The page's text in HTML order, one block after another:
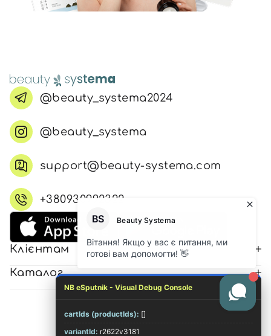
@beauty_systema2024
@beauty_systema
support@beauty-systema.com
+380930992322
Клієнтам
Каталог
© 2026 Всі права захищені
NB eSputnik - Visual Debug Console
cartIds (productIds): []
variantId: r2622v3181